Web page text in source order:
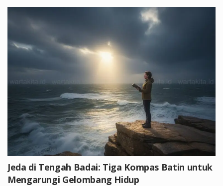
Jeda di Tengah Badai: Tiga Kompas Batin untuk
Mengarungi Gelombang Hidup